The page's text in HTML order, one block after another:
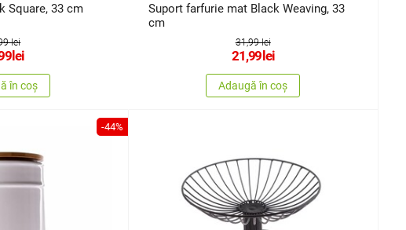
Square, 33 cm
lei
lei
în coș
Suport farfurie mat Black Weaving, 33
cm
31,99 lei
21,99lei
Adaugă în coș
-44%